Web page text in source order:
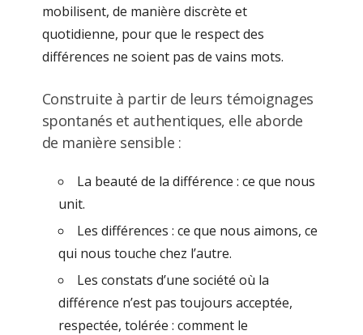
mobilisent, de manière discrète et
quotidienne, pour que le respect des
différences ne soient pas de vains mots.
Construite à partir de leurs témoignages
spontanés et authentiques, elle aborde
de manière sensible :
La beauté de la différence : ce que nous
unit.
Les différences : ce que nous aimons, ce
qui nous touche chez l’autre.
Les constats d’une société où la
différence n’est pas toujours acceptée,
respectée, tolérée : comment le